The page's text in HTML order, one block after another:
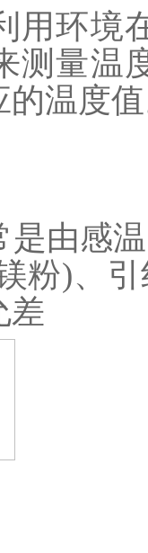
用环境
测量温
的温度
由感
粉)、
差